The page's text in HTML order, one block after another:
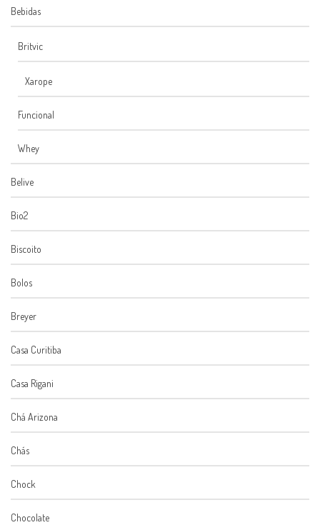
Bebidas
Britvic
Xarope
Funcional
Whey
Belive
Bio2
Biscoito
Bolos
Breyer
Casa Curitiba
Casa Rigani
Chá Arizona
Chás
Chock
Chocolate